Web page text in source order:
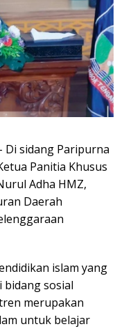
Di sidang Paripurna
Panitia Khusus
Adha HMZ,
Daerah
islam yang
sosial
merupakan
untuk belajar